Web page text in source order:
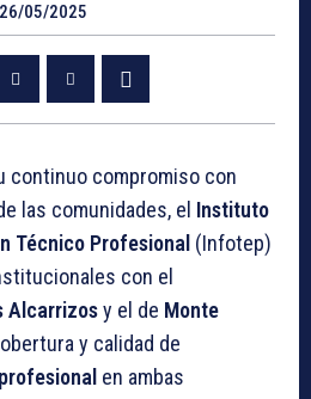
26/05/2025
continuo compromiso con
las comunidades, el Instituto
Técnico Profesional (Infotep)
con el
Alcarrizosy el de Monte
y calidad de
en ambas